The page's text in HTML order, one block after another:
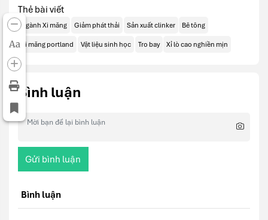
Aa
Thẻ bài viết
Ngành Xi măng Giảm phát thải Sản xuất clinker Bê tông
Xi măng portland Vật liệu sinh học Tro bay Xỉ lò cao nghiền mịn
Bình luận
Gửi bình luận
Bình luận